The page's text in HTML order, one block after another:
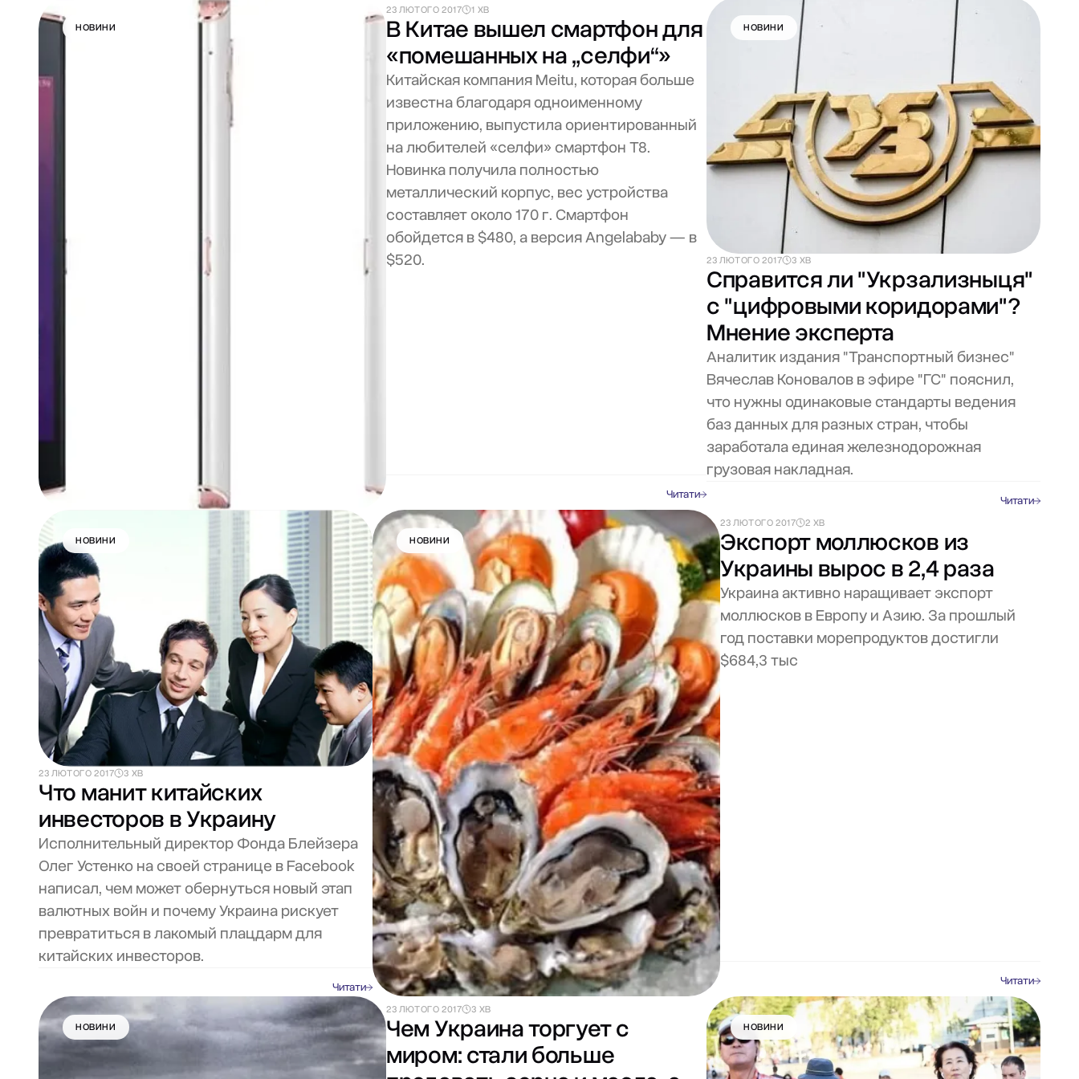
НОВИНИ
23 ЛЮТОГО 2017 1 ХВ
В Китае вышел смартфон для
«помешанных на „селфи“»
Китайская компания Meitu, которая больше
известна благодаря одноименному
приложению, выпустила ориентированный
на любителей «селфи» смартфон T8.
Новинка получила полностью
металлический корпус, вес устройства
составляет около 170 г. Смартфон
обойдется в $480, а версия Angelababy — в
$520.
Читати
НОВИНИ
23 ЛЮТОГО 2017 3 ХВ
Справится ли "Укрзализныця"
с "цифровыми коридорами"?
Мнение эксперта
Аналитик издания "Транспортный бизнес"
Вячеслав Коновалов в эфире "ГС" пояснил,
что нужны одинаковые стандарты ведения
баз данных для разных стран, чтобы
заработала единая железнодорожная
грузовая накладная.
Читати
НОВИНИ
23 ЛЮТОГО 2017 3 ХВ
Что манит китайских
инвесторов в Украину
Исполнительный директор Фонда Блейзера
Олег Устенко на своей странице в Facebook
написал, чем может обернуться новый этап
валютных войн и почему Украина рискует
превратиться в лакомый плацдарм для
китайских инвесторов.
Читати
НОВИНИ
23 ЛЮТОГО 2017 2 ХВ
Экспорт моллюсков из
Украины вырос в 2,4 раза
Украина активно наращивает экспорт
моллюсков в Европу и Азию. За прошлый
год поставки морепродуктов достигли
$684,3 тыс
Читати
НОВИНИ
23 ЛЮТОГО 2017 3 ХВ
Чем Украина торгует с
миром: стали больше
НОВИНИ